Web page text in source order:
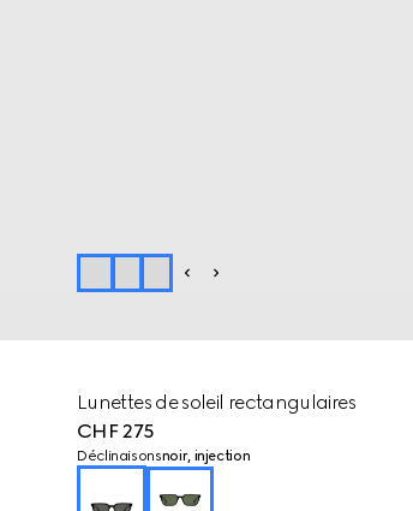
Lunettes de soleil rectangulaires
CHF 275
Déclinaisonsnoir, injection